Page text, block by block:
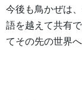
今後も鳥かぜは
語を越えて共有
てその先の世界